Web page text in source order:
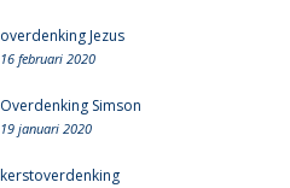
overdenking Jezus
16 februari 2020
Overdenking Simson
19 januari 2020
kerstoverdenking